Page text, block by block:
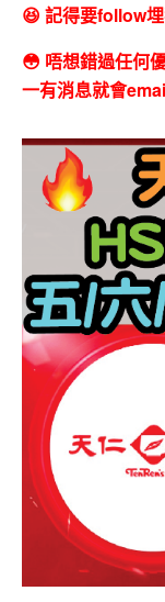
😆 記得要follow
😳 唔想錯過任何
一有消息就會